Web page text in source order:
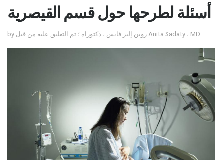
أسئلة لطرحها حول قسم القيصرية
by روبن إليز فايس ، دكتوراه ؛ تم التعليق عليه من قبل Anita Sadaty ، MD